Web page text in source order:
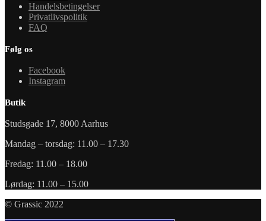
Handelsbetingelser
Privatlivspolitik
FAQ
Følg os
Facebook
Instagram
Butik
Studsgade 17, 8000 Aarhus
Mandag – torsdag: 11.00 – 17.30
Fredag: 11.00 – 18.00
Lørdag: 11.00 – 15.00
© Grassic 2022